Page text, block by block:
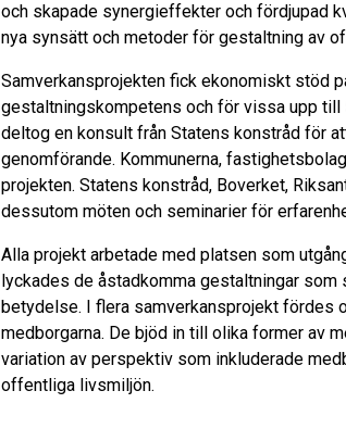
och skapade synergieffekter och fördjupad
nya synsätt och metoder för gestaltning av
Samverkansprojekten fick ekonomiskt stöd
gestaltningskompetens och för vissa upp till
deltog en konsult från Statens konstråd för
genomförande. Kommunerna,
projekten. Statens konstråd, Boverket,
dessutom möten och seminarier för
Alla projekt arbetade med platsen som
lyckades de åstadkomma gestaltningar
betydelse. I flera samverkansprojekt fördes
medborgarna. De bjöd in till olika former av
variation av perspektiv som inkluderade
offentliga livsmiljön.